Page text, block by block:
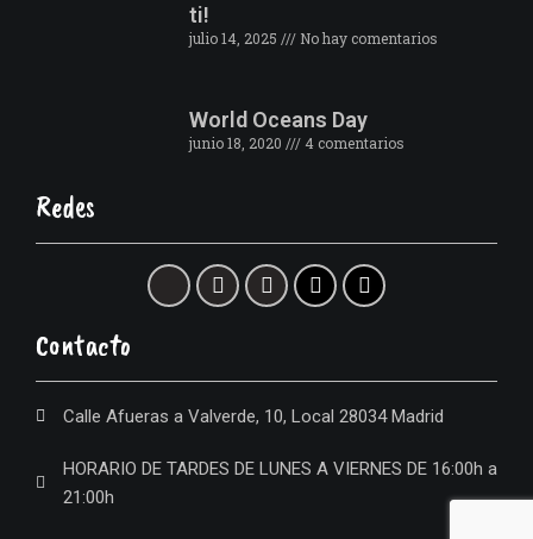
ti!
julio 14, 2025 No hay comentarios
World Oceans Day
junio 18, 2020 4 comentarios
Redes
Contacto
Calle Afueras a Valverde, 10, Local 28034 Madrid
HORARIO DE TARDES DE LUNES A VIERNES DE 16:00h a
21:00h